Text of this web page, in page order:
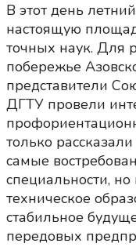
В этот день
настоящую
точных наук. Для
побережье
представители
ДГТУ провели
только
самые
специальности,
техническое
стабильное
передовых